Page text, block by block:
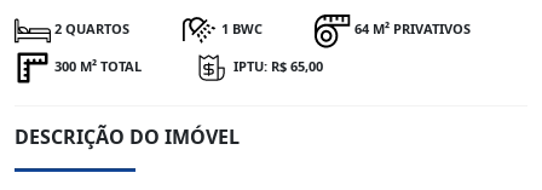
2 QUARTOS 1 BWC 64 M² PRIVATIVOS
300 M² TOTAL IPTU: R$ 65,00
DESCRIÇÃO DO IMÓVEL